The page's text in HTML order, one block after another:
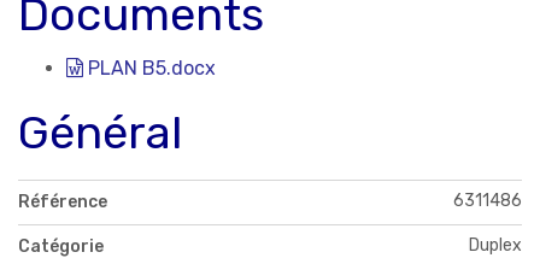
Documents
PLAN B5.docx
Général
Référence 6311486
Catégorie Duplex